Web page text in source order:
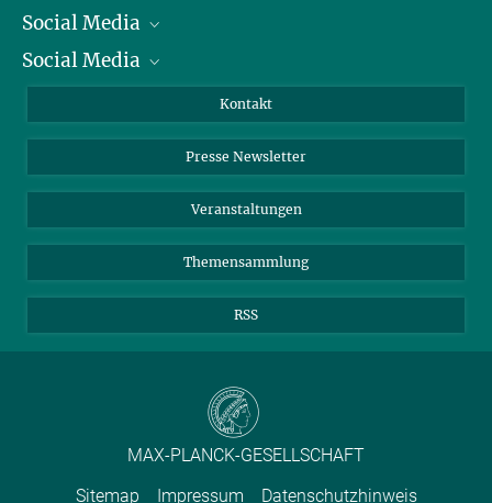
Präsident
Zahlen und Fakten
Meldestelle Fehlverhalten
Social Media
Bluesky
TikTok
Social Media
Instagram
YouTube
Kontakt
Presse Newsletter
Veranstaltungen
Themensammlung
RSS
MAX-PLANCK-GESELLSCHAFT
Sitemap
Impressum Datenschutzhinweis